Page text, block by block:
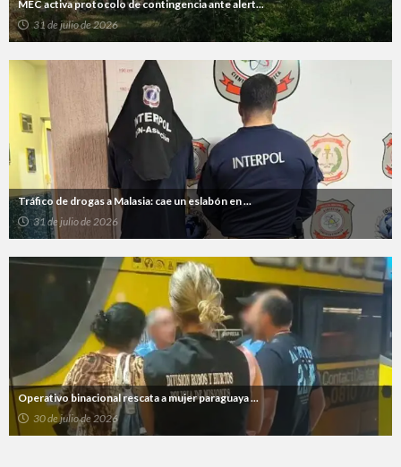
MEC activa protocolo de contingencia ante alert...
31 de julio de 2026
Tráfico de drogas a Malasia: cae un eslabón en ...
31 de julio de 2026
Operativo binacional rescata a mujer paraguaya ...
30 de julio de 2026